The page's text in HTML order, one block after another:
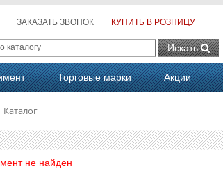
ЗАКАЗАТЬ ЗВОНОК КУПИТЬ В РОЗНИЦУ
Искать
Торговые марки Акции
Каталог
не найден